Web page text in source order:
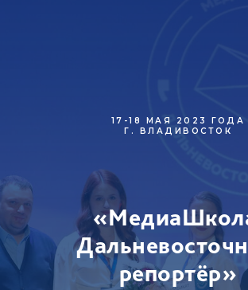
17-18 МАЯ 2023 ГОДА
Г. ВЛАДИВОСТОК
репортёр»